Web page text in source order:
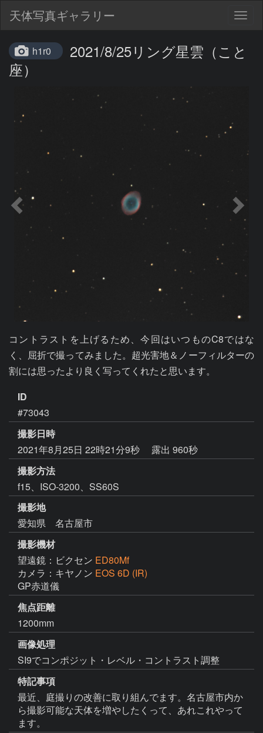
天体写真ギャラリー
h1r0
2021/8/25リング星雲（こと
座）
コントラストを上げるため、今回はいつものC8ではな
く、屈折で撮ってみました。超光害地＆ノーフィルターの
割には思ったより良く写ってくれたと思います。
ID
#73043
撮影日時
2021年8月25日 22時21分9秒
露出 960秒
撮影方法
f15、ISO-3200、SS60S
撮影地
愛知県 名古屋市
撮影機材
望遠鏡：ビクセン ED80Mf
カメラ：キヤノン EOS 6D (IR)
GP赤道儀
焦点距離
1200mm
画像処理
SI9でコンポジット・レベル・コントラスト調整
特記事項
最近、庭撮りの改善に取り組んでます。名古屋市内か
ら撮影可能な天体を増やしたくって、あれこれやって
ます。